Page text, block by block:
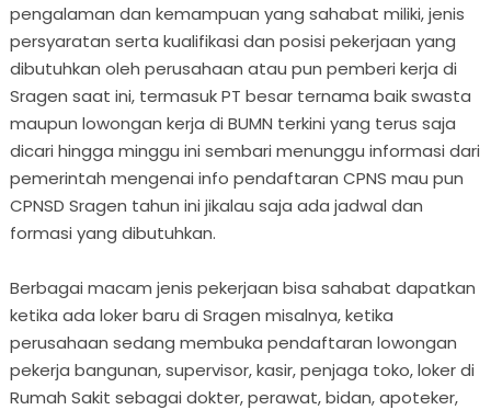
pengalaman dan kemampuan yang sahabat miliki, jenis
persyaratan serta kualifikasi dan posisi pekerjaan yang
dibutuhkan oleh perusahaan atau pun pemberi kerja di
Sragen saat ini, termasuk PT besar ternama baik swasta
maupun lowongan kerja di BUMN terkini yang terus saja
dicari hingga minggu ini sembari menunggu informasi dari
pemerintah mengenai info pendaftaran CPNS mau pun
CPNSD Sragen tahun ini jikalau saja ada jadwal dan
formasi yang dibutuhkan.
Berbagai macam jenis pekerjaan bisa sahabat dapatkan
ketika ada loker baru di Sragen misalnya, ketika
perusahaan sedang membuka pendaftaran lowongan
pekerja bangunan, supervisor, kasir, penjaga toko, loker di
Rumah Sakit sebagai dokter, perawat, bidan, apoteker,